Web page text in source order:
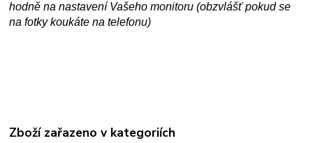
hodně na nastavení Vašeho monitoru (obzvlášť pokud se
na fotky koukáte na telefonu)
Zboží zařazeno v kategoriích